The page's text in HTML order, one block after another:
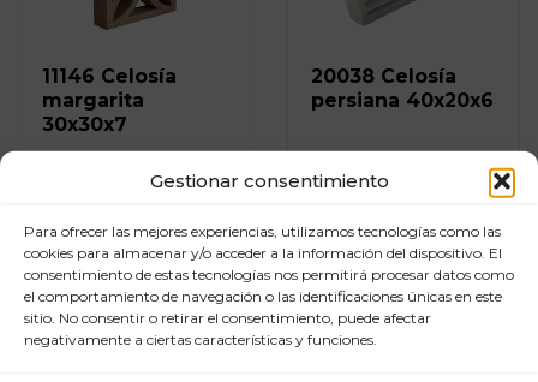
Gestionar consentimiento
Para ofrecer las mejores experiencias, utilizamos tecnologías como las
cookies para almacenar y/o acceder a la información del dispositivo. El
consentimiento de estas tecnologías nos permitirá procesar datos como
el comportamiento de navegación o las identificaciones únicas en este
sitio. No consentir o retirar el consentimiento, puede afectar
negativamente a ciertas características y funciones.
11146 Celosía
margarita
30x30x7
información
20038 Celosía
persiana 40x20x6
Más